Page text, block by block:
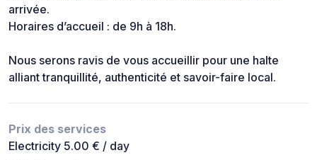
arrivée.
Horaires d’accueil : de 9h à 18h.
Nous serons ravis de vous accueillir pour une halte
alliant tranquillité, authenticité et savoir-faire local.
Prix des services
Electricity 5.00 € / day